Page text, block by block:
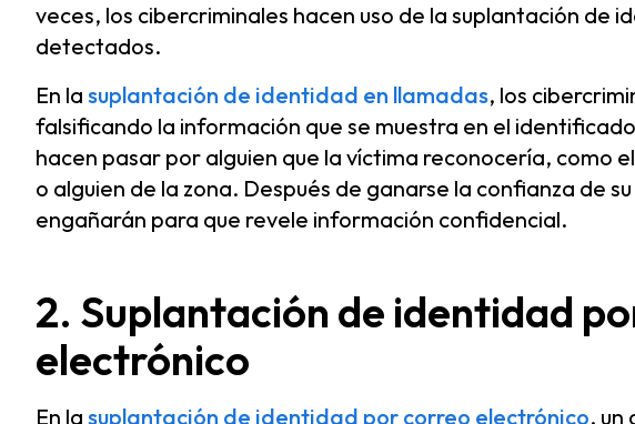
veces, los cibercriminales hacen uso de la suplantación de
detectados.
En la suplantación de identidad en llamadas, los
falsificando la información que se muestra en el
hacen pasar por alguien que la víctima reconocería, como
o alguien de la zona. Después de ganarse la confianza de
engañarán para que revele información confidencial.
2. Suplantación de identidad
electrónico
En la suplantación de identidad por correo electrónico, un